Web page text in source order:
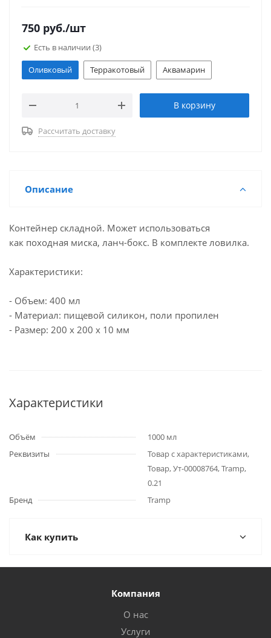
750 руб./шт
Есть в наличии (3)
Оливковый Терракотовый Аквамарин
В корзину
Рассчитать доставку
Описание
Контейнер складной. Может использоваться
как походная миска, ланч-бокс. В комплекте ловилка.
Характеристики:
- Объем: 400 мл
- Материал: пищевой силикон, поли пропилен
- Размер: 200 х 200 х 10 мм
Характеристики
Объём
1000 мл
Реквизиты
Товар с характеристиками,
Товар, Ут-00008764, Tramp,
0.21
Бренд
Tramp
Как купить
Компания
О нас
Услуги